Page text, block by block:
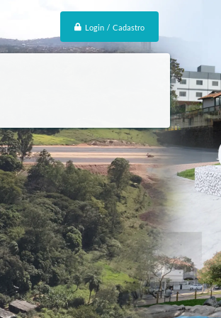
Login / Cadastro